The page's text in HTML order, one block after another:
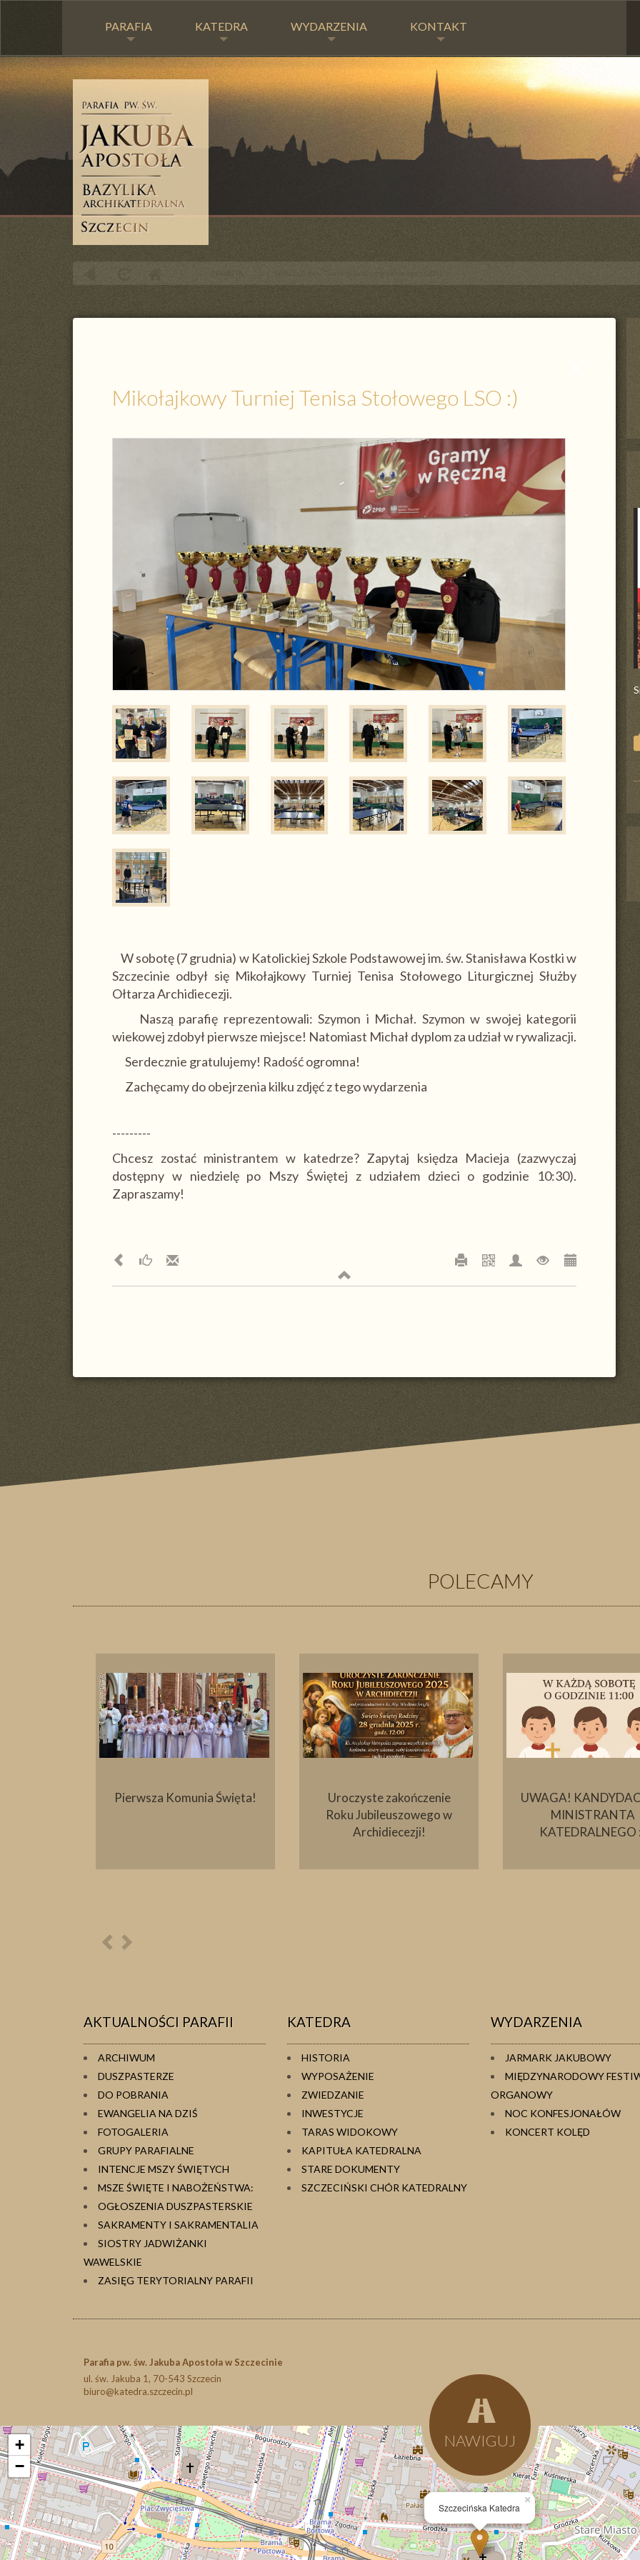
PARAFIA KATEDRA WYDARZENIA KONTAKT
Mikołajkowy Turniej Tenisa Stołowego LSO :)
Mikołajkowy Turniej Tenisa Stołowego LSO :)
W sobotę (7 grudnia) w Katolickiej Szkole Podstawowej im. św. Stanisława Kostki w
Szczecinie odbył się Mikołajkowy Turniej Tenisa Stołowego Liturgicznej Służby
Ołtarza Archidiecezji.
Naszą parafię reprezentowali: Szymon i Michał. Szymon w swojej kategorii
wiekowej zdobył pierwsze miejsce! Natomiast Michał dyplom za udział w rywalizacji.
Serdecznie gratulujemy! Radość ogromna!
Zachęcamy do obejrzenia kilku zdjęć z tego wydarzenia
---------
Chcesz zostać ministrantem w katedrze? Zapytaj księdza Macieja (zazwyczaj
dostępny w niedzielę po Mszy Świętej z udziałem dzieci o godzinie 10:30).
Zapraszamy!
POLECAMY
Poprzednia
Pierwsza Komunia Święta!
Uroczyste zakończenie
Roku Jubileuszowego w
Archidiecezji!
UWAGA!
MINISTRANTA
KATEDRALNEGO
AKTUALNOŚCI PARAFII
ARCHIWUM
DUSZPASTERZE
DO POBRANIA
EWANGELIA NA DZIŚ
FOTOGALERIA
GRUPY PARAFIALNE
INTENCJE MSZY ŚWIĘTYCH
MSZE ŚWIĘTE I NABOŻEŃSTWA:
OGŁOSZENIA DUSZPASTERSKIE
SAKRAMENTY I SAKRAMENTALIA
SIOSTRY JADWIŻANKI
WAWELSKIE
ZASIĘG TERYTORIALNY PARAFII
KATEDRA
HISTORIA
WYPOSAŻENIE
ZWIEDZANIE
INWESTYCJE
TARAS WIDOKOWY
KAPITUŁA KATEDRALNA
STARE DOKUMENTY
SZCZECIŃSKI CHÓR KATEDRALNY
WYDARZENIA
JARMARK JAKUBOWY
MIĘDZYNARODOWY
ORGANOWY
NOC KONFESJONAŁÓW
KONCERT KOLĘD
Parafia pw. św. Jakuba Apostoła w Szczecinie
ul. św. Jakuba 1, 70-543 Szczecin
biuro@katedra.szczecin.pl
NAWIGUJ
Szczecińska Katedra
×
+
−